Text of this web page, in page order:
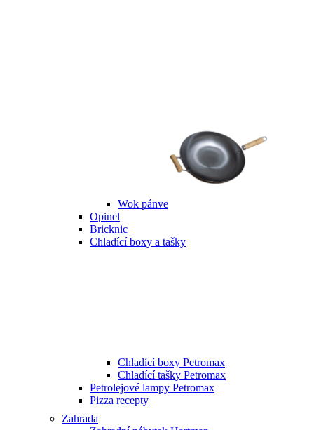
Wok pánve
Opinel
Bricknic
Chladící boxy a tašky
Chladící boxy Petromax
Chladící tašky Petromax
Petrolejové lampy Petromax
Pizza recepty
Zahrada